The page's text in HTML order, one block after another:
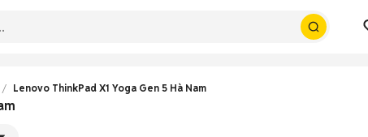
Lenovo ThinkPad X1 Yoga Gen 5 Hà Nam